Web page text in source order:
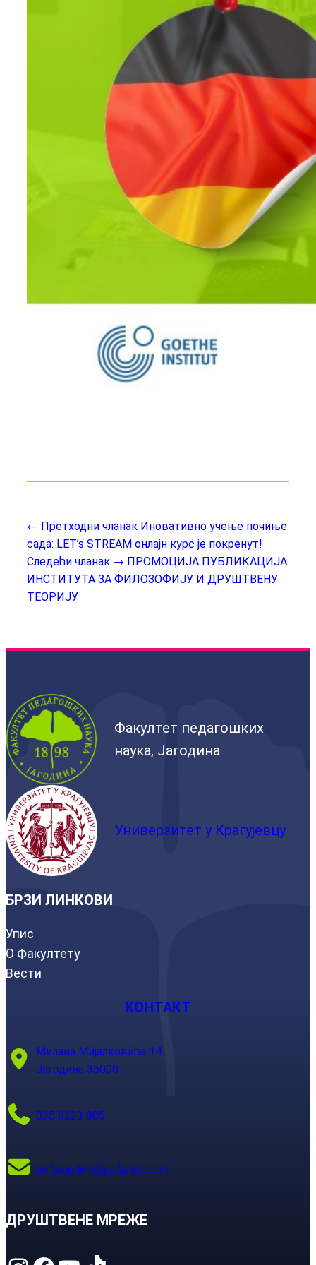
← Претходни чланак Иновативно учење почиње
сада: LET’s STREAM онлајн курс је покренут!
Следећи чланак → ПРОМОЦИЈА ПУБЛИКАЦИЈА
ИНСТИТУТА ЗА ФИЛОЗОФИЈУ И ДРУШТВЕНУ
ТЕОРИЈУ
Факултет педагошких
наука, Јагодина
Универзитет у Крагујевцу
БРЗИ ЛИНКОВИ
Упис
О Факултету
Вести
КОНТАКТ
Милана Мијалковића 14
Јагодина 35000
035 8223 805
pefjagodina@pefja.kg.ac.rs
ДРУШТВЕНЕ МРЕЖЕ